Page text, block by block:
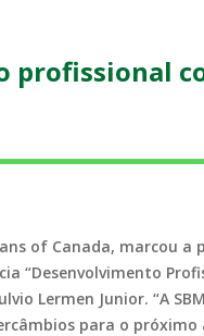
of Canada, marcou a
“Desenvolvimento
Lermen Junior. “A
para o próximo